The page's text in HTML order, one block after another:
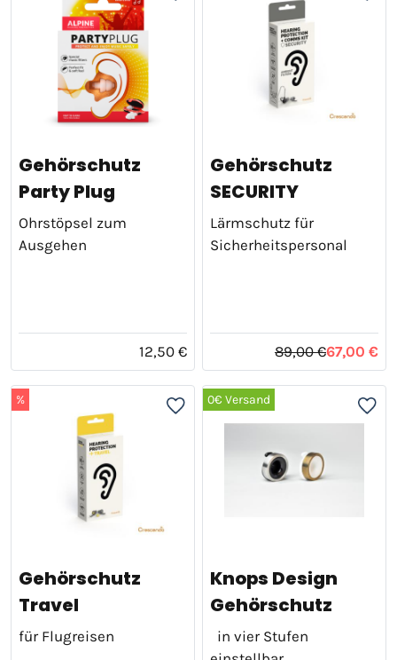
Gehörschutz
Party Plug
Ohrstöpsel zum
Ausgehen
12,50 €
Gehörschutz
SECURITY
Lärmschutz für
Sicherheitspersonal
89,00 €67,00 €
%
Gehörschutz
Travel
für Flugreisen
0€ Versand
Knops Design
Gehörschutz
in vier Stufen